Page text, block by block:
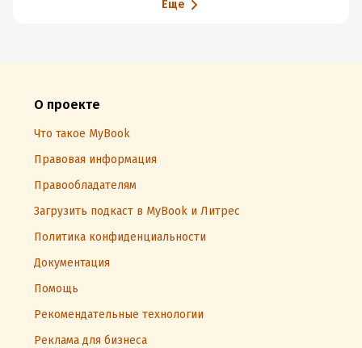
Еще
О проекте
Что такое MyBook
Правовая информация
Правообладателям
Загрузить подкаст в MyBook и Литрес
Политика конфиденциальности
Документация
Помощь
Рекомендательные технологии
Реклама для бизнеса